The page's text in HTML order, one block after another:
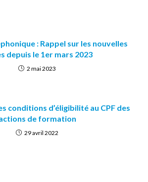
: Rappel sur les nouvelles
depuis le 1er mars 2023
2 mai 2023
conditions d’éligibilité au CPF des
de formation
29 avril 2022